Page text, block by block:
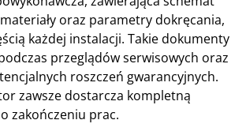
oraz parametry dokręcania,
każdej instalacji. Takie dokumenty
przeglądów serwisowych oraz
roszczeń gwarancyjnych.
zawsze dostarcza kompletną
zakończeniu prac.